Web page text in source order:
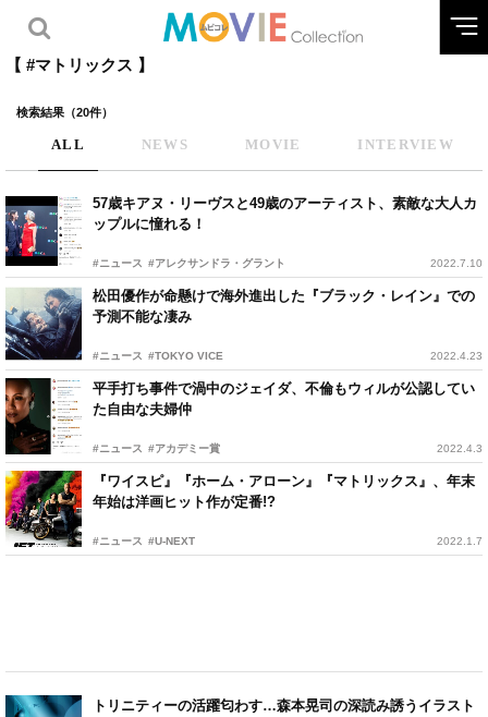
【 #マトリックス 】
検索結果（20件）
ALL NEWS MOVIE INTERVIEW
57歳キアヌ・リーヴスと49歳のアーティスト、素敵な大人カ
ップルに憧れる！
#ニュース #アレクサンドラ・グラント 2022.7.10
松田優作が命懸けで海外進出した『ブラック・レイン』での
予測不能な凄み
#ニュース #TOKYO VICE 2022.4.23
平手打ち事件で渦中のジェイダ、不倫もウィルが公認してい
た自由な夫婦仲
#ニュース #アカデミー賞 2022.4.3
『ワイスピ』『ホーム・アローン』『マトリックス』、年末
年始は洋画ヒット作が定番!?
#ニュース #U-NEXT 2022.1.7
トリニティーの活躍匂わす…森本晃司の深読み誘うイラスト